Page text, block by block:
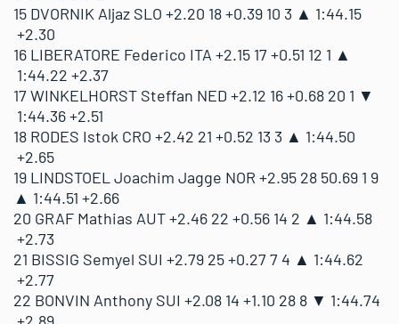
15 DVORNIK Aljaz SLO +2.20 18+0.39 10 3 ▲ 1:44.15
+2.30
16 LIBERATORE Federico ITA +2.15 17+0.51 12 1 ▲
1:44.22 +2.37
17 WINKELHORST Steffan NED +2.12 16+0.68 20 1 ▼
1:44.36+2.51
18 RODES Istok CRO +2.42 21 +0.52 13 3 ▲ 1:44.50
+2.65
19 LINDSTOEL Joachim Jagge NOR +2.95 28 50.69 1 9
▲ 1:44.51 +2.66
20 GRAF Mathias AUT+2.46 22 +0.56 14 2 ▲ 1:44.58
+2.73
21 BISSIG Semyel SUI +2.79 25+0.2774 ▲ 1:44.62
+2.77
22 BONVIN Anthony SUI +2.08 14 +1.10 28 8 ▼ 1:44.74
23 LINDSTOEL Joachim Jagge NOR +2.95 28
42 GRAF Mathias
21 19 BISSIG Semyel SUI +2.79 25
22 24 BONVIN Anthony SUI
23 45 VON GRUENIGEN Noel +2.60 23